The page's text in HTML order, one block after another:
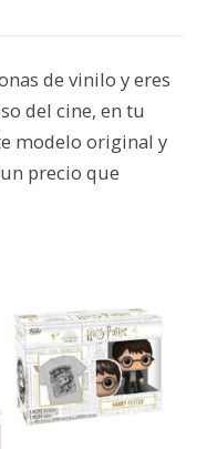
de vinilo y eres
del cine, en tu
modelo original y
precio que